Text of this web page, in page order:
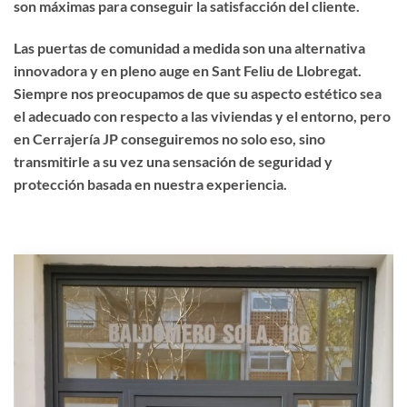
son máximas para conseguir la satisfacción del cliente.
Las puertas de comunidad a medida son una alternativa
innovadora y en pleno auge en Sant Feliu de Llobregat.
Siempre nos preocupamos de que su aspecto estético sea
el adecuado con respecto a las viviendas y el entorno, pero
en Cerrajería JP conseguiremos no solo eso, sino
transmitirle a su vez una sensación de seguridad y
protección basada en nuestra experiencia.